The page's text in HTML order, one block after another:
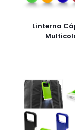
Linterna